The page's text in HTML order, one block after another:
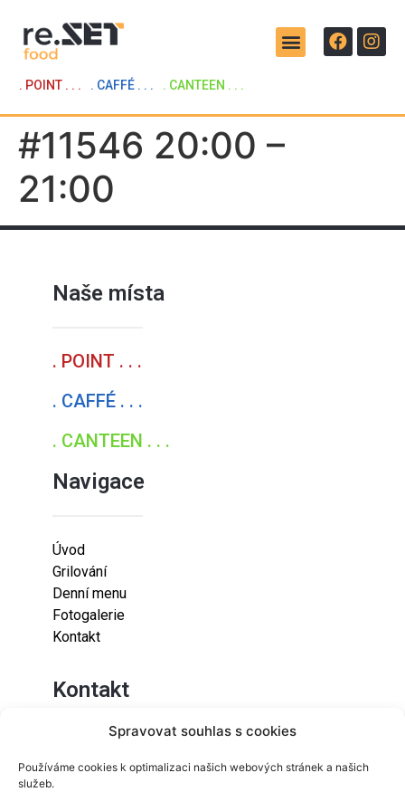
Spravovat souhlas s cookies
Používáme cookies k optimalizaci našich webových stránek a našich
služeb.
. POINT . . . . CAFFÉ . . . . CANTEEN . . .
#11546 20:00 –
21:00
Naše místa
. POINT . . .
. CAFFÉ . . .
. CANTEEN . . .
Navigace
Úvod
Grilování
Denní menu
Fotogalerie
Kontakt
Kontakt
Lazaretní 925/9